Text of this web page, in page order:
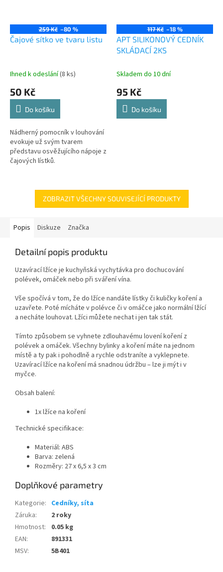
259 Kč –80 %
Čajové sítko ve tvaru listu
Ihned k odeslání(8 ks)
50 Kč
Do košíku
Nádherný pomocník v louhování
evokuje už svým tvarem
představu osvěžujícího nápoje z
čajových lístků.
117 Kč –18 %
APT SILIKONOVÝ CEDNÍK
SKLÁDACÍ 2KS
Skladem do 10 dní
95 Kč
Do košíku
ZOBRAZIT VŠECHNY SOUVISEJÍCÍ PRODUKTY
Popis Diskuze Značka
Detailní popis produktu
Uzavírací lžíce je kuchyňská vychytávka pro dochucování
polévek, omáček nebo při sváření vína.
Vše spočívá v tom, že do lžíce nandáte lístky či kuličky koření a
uzavřete. Poté mícháte v polévce či v omáčce jako normální lžící
a necháte louhovat. Lžíci můžete nechat i jen tak stát.
Tímto způsobem se vyhnete zdlouhavému lovení koření z
polévek a omáček. Všechny bylinky a koření máte na jednom
místě a ty pak i pohodlně a rychle odstraníte a vyklepnete.
Uzavírací lžíce na koření má snadnou údržbu – lze ji mýt i v
myčce.
Obsah balení:
1x lžíce na koření
Technické specifikace:
Materiál: ABS
Barva: zelená
Rozměry: 27 x 6,5 x 3 cm
Doplňkové parametry
Kategorie: Cedníky, síta
Záruka:
2 roky
Hmotnost:
0.05 kg
EAN:
891331
MSV: 5B401